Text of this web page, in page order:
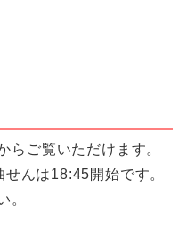
らご覧いただけます。
んは18:45開始です。
。